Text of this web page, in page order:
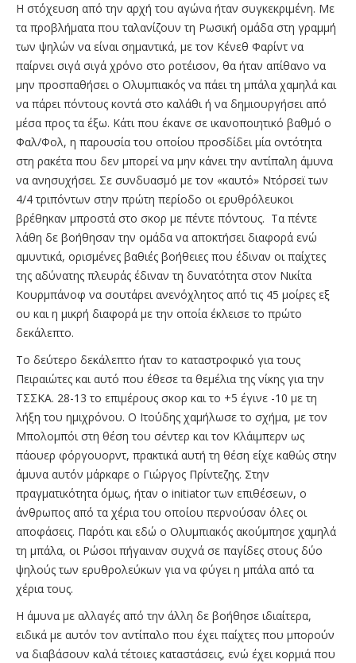
Η στόχευση από την αρχή του αγώνα ήταν συγκεκριμένη. Με
τα προβλήματα που ταλανίζουν τη Ρωσική ομάδα στη γραμμή
των ψηλών να είναι σημαντικά, με τον Κένεθ Φαρίντ να
παίρνει σιγά σιγά χρόνο στο ροτέισον, θα ήταν απίθανο να
μην προσπαθήσει ο Ολυμπιακός να πάει τη μπάλα χαμηλά και
να πάρει πόντους κοντά στο καλάθι ή να δημιουργήσει από
μέσα προς τα έξω. Κάτι που έκανε σε ικανοποιητικό βαθμό ο
Φαλ/Φολ, η παρουσία του οποίου προσδίδει μία οντότητα
στη ρακέτα που δεν μπορεί να μην κάνει την αντίπαλη άμυνα
να ανησυχήσει. Σε συνδυασμό με τον «καυτό» Ντόρσεϊ των
4/4 τριπόντων στην πρώτη περίοδο οι ερυθρόλευκοι
βρέθηκαν μπροστά στο σκορ με πέντε πόντους. Tα πέντε
λάθη δε βοήθησαν την ομάδα να αποκτήσει διαφορά ενώ
αμυντικά, ορισμένες βαθιές βοήθειες που έδιναν οι παίχτες
της αδύνατης πλευράς έδιναν τη δυνατότητα στον Νικίτα
Κουρμπάνοφ να σουτάρει ανενόχλητος από τις 45 μοίρες εξ
ου και η μικρή διαφορά με την οποία έκλεισε το πρώτο
δεκάλεπτο.
Το δεύτερο δεκάλεπτο ήταν το καταστροφικό για τους
Πειραιώτες και αυτό που έθεσε τα θεμέλια της νίκης για την
ΤΣΣΚΑ. 28-13 το επιμέρους σκορ και το +5 έγινε -10 με τη
λήξη του ημιχρόνου. Ο Ιτούδης χαμήλωσε το σχήμα, με τον
Μπολομπόι στη θέση του σέντερ και τον Κλάιμπερν ως
πάουερ φόργουορντ, πρακτικά αυτή τη θέση είχε καθώς στην
άμυνα αυτόν μάρκαρε ο Γιώργος Πρίντεζης. Στην
πραγματικότητα όμως, ήταν ο initiator των επιθέσεων, ο
άνθρωπος από τα χέρια του οποίου περνούσαν όλες οι
αποφάσεις. Παρότι και εδώ ο Ολυμπιακός ακούμπησε χαμηλά
τη μπάλα, οι Ρώσοι πήγαιναν συχνά σε παγίδες στους δύο
ψηλούς των ερυθρολεύκων για να φύγει η μπάλα από τα
χέρια τους.
Η άμυνα με αλλαγές από την άλλη δε βοήθησε ιδιαίτερα,
ειδικά με αυτόν τον αντίπαλο που έχει παίχτες που μπορούν
να διαβάσουν καλά τέτοιες καταστάσεις, ενώ έχει κορμιά που